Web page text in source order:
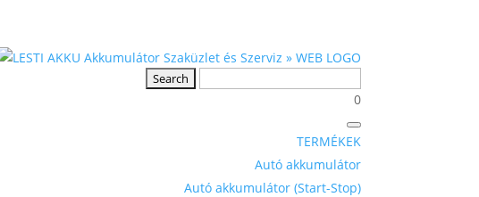
0
TERMÉKEK
Autó akkumulátor
Autó akkumulátor (Start-Stop)